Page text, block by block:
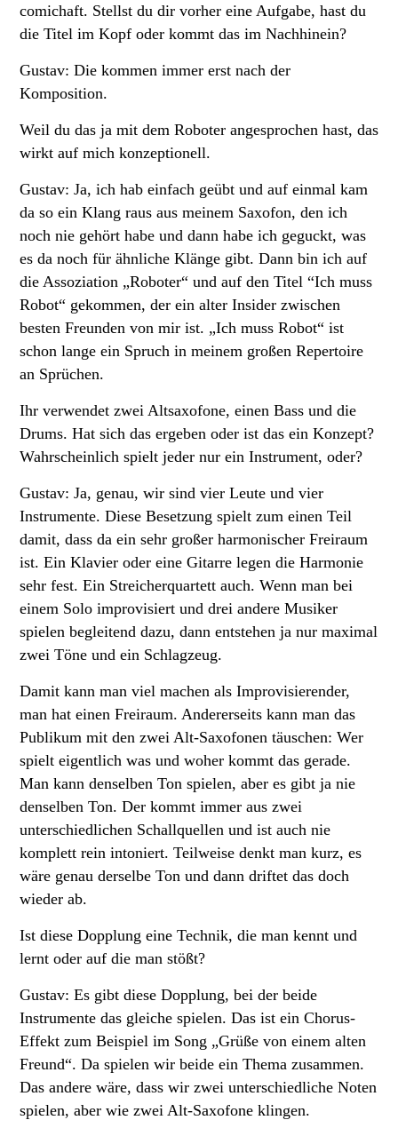
comichaft. Stellst du dir vorher eine Aufgabe, hast du
die Titel im Kopf oder kommt das im Nachhinein?
Gustav: Die kommen immer erst nach der
Komposition.
Weil du das ja mit dem Roboter angesprochen hast, das
wirkt auf mich konzeptionell.
Gustav: Ja, ich hab einfach geübt und auf einmal kam
da so ein Klang raus aus meinem Saxofon, den ich
noch nie gehört habe und dann habe ich geguckt, was
es da noch für ähnliche Klänge gibt. Dann bin ich auf
die Assoziation „Roboter“ und auf den Titel “Ich muss
Robot“ gekommen, der ein alter Insider zwischen
besten Freunden von mir ist. „Ich muss Robot“ ist
schon lange ein Spruch in meinem großen Repertoire
an Sprüchen.
Ihr verwendet zwei Altsaxofone, einen Bass und die
Drums. Hat sich das ergeben oder ist das ein Konzept?
Wahrscheinlich spielt jeder nur ein Instrument, oder?
Gustav: Ja, genau, wir sind vier Leute und vier
Instrumente. Diese Besetzung spielt zum einen Teil
damit, dass da ein sehr großer harmonischer Freiraum
ist. Ein Klavier oder eine Gitarre legen die Harmonie
sehr fest. Ein Streicherquartett auch. Wenn man bei
einem Solo improvisiert und drei andere Musiker
spielen begleitend dazu, dann entstehen ja nur maximal
zwei Töne und ein Schlagzeug.
Damit kann man viel machen als Improvisierender,
man hat einen Freiraum. Andererseits kann man das
Publikum mit den zwei Alt-Saxofonen täuschen: Wer
spielt eigentlich was und woher kommt das gerade.
Man kann denselben Ton spielen, aber es gibt ja nie
denselben Ton. Der kommt immer aus zwei
unterschiedlichen Schallquellen und ist auch nie
komplett rein intoniert. Teilweise denkt man kurz, es
wäre genau derselbe Ton und dann driftet das doch
wieder ab.
Ist diese Dopplung eine Technik, die man kennt und
lernt oder auf die man stößt?
Gustav: Es gibt diese Dopplung, bei der beide
Instrumente das gleiche spielen. Das ist ein Chorus-
Effekt zum Beispiel im Song „Grüße von einem alten
Freund“. Da spielen wir beide ein Thema zusammen.
Das andere wäre, dass wir zwei unterschiedliche Noten
spielen, aber wie zwei Alt-Saxofone klingen.